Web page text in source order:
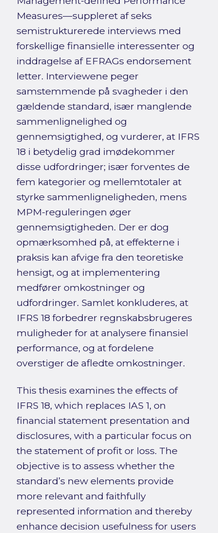
Measures—suppleret af seks
semistrukturerede interviews med
forskellige finansielle interessenter og
inddragelse af EFRAGs endorsement
letter. Interviewene peger
samstemmende på svagheder i den
gældende standard, især manglende
sammenlignelighed og
gennemsigtighed, og vurderer, at IFRS
18 i betydelig grad imødekommer
disse udfordringer; især forventes de
fem kategorier og mellemtotaler at
styrke sammenligneligheden, mens
MPM-reguleringen øger
gennemsigtigheden. Der er dog
opmærksomhed på, at effekterne i
praksis kan afvige fra den teoretiske
hensigt, og at implementering
medfører omkostninger og
udfordringer. Samlet konkluderes, at
IFRS 18 forbedrer regnskabsbrugeres
muligheder for at analysere finansiel
performance, og at fordelene
overstiger de afledte omkostninger.
This thesis examines the effects of
IFRS 18, which replaces IAS 1, on
financial statement presentation and
disclosures, with a particular focus on
the statement of profit or loss. The
objective is to assess whether the
standard’s new elements provide
more relevant and faithfully
represented information and thereby
enhance decision usefulness for users